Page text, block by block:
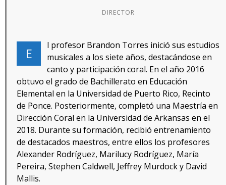
DIRECTOR
E
l profesor Brandon Torres inició sus estudios
musicales a los siete años, destacándose en
canto y participación coral. En el año 2016
obtuvo el grado de Bachillerato en Educación
Elemental en la Universidad de Puerto Rico, Recinto
de Ponce. Posteriormente, completó una Maestría en
Dirección Coral en la Universidad de Arkansas en el
2018. Durante su formación, recibió entrenamiento
de destacados maestros, entre ellos los profesores
Alexander Rodríguez, Marilucy Rodríguez, María
Pereira, Stephen Caldwell, Jeffrey Murdock y David
Mallis.